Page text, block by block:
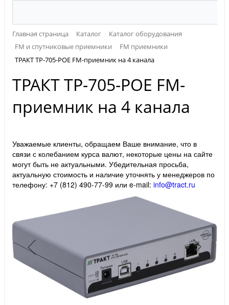
Главная страница Каталог
Каталог оборудования
FM и спутниковые приемники
FM приемники
ТРАКТ ТР-705-POE FM-приемник на 4 канала
ТРАКТ ТР-705-POE FM-
приемник на 4 канала
Уважаемые клиенты, обращаем Ваше внимание, что в
связи с колебанием курса валют, некоторые цены на сайте
могут быть не актуальными. Убедительная просьба,
актуальную стоимость и наличие уточнять у менеджеров по
телефону: +7 (812) 490-77-99 или e-mail: info@tract.ru